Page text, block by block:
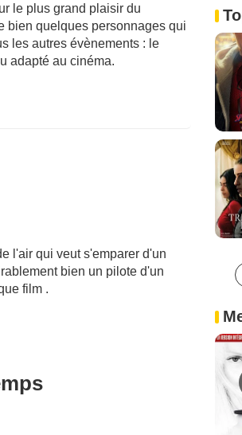
le plus grand plaisir du
bien quelques personnages qui
les autres évènements : le
adapté au cinéma.
l'air qui veut s'emparer d'un
bien un pilote d'un
film .